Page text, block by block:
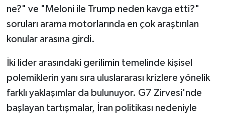
ne?" ve "Meloni ile Trump neden kavga etti?"
soruları arama motorlarında en çok araştırılan
konular arasına girdi.
İki lider arasındaki gerilimin temelinde kişisel
polemiklerin yanı sıra uluslararası krizlere yönelik
farklı yaklaşımlar da bulunuyor. G7 Zirvesi'nde
başlayan tartışmalar, İran politikası nedeniyle